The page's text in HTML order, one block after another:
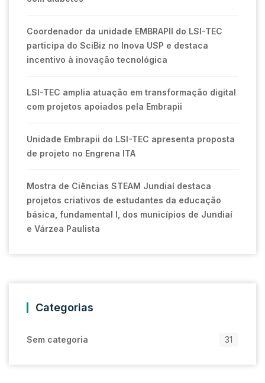
Coordenador da unidade EMBRAPII do LSI-TEC
participa do SciBiz no Inova USP e destaca
incentivo à inovação tecnológica
LSI-TEC amplia atuação em transformação digital
com projetos apoiados pela Embrapii
Unidade Embrapii do LSI-TEC apresenta proposta
de projeto no Engrena ITA
Mostra de Ciências STEAM Jundiaí destaca
projetos criativos de estudantes da educação
básica, fundamental I, dos municípios de Jundiaí
e Várzea Paulista
Categorias
Sem categoria 31